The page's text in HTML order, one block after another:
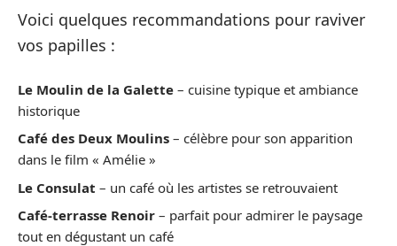
Voici quelques recommandations pour raviver
vos papilles :
Le Moulin de la Galette – cuisine typique et ambiance
historique
Café des Deux Moulins – célèbre pour son apparition
dans le film « Amélie »
Le Consulat – un café où les artistes se retrouvaient
Café-terrasse Renoir – parfait pour admirer le paysage
tout en dégustant un café